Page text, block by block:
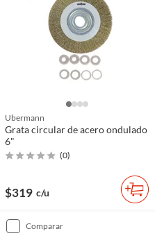
Ubermann
Grata circular de acero ondulado
6"
(0)
$319 c/u
comparar